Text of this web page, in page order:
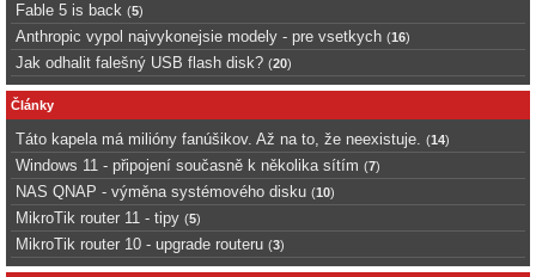
Fable 5 is back (5)
Anthropic vypol najvykonejsie modely - pre vsetkych (16)
Jak odhalit falešný USB flash disk? (20)
Články
Táto kapela má milióny fanúšikov. Až na to, že neexistuje. (14)
Windows 11 - připojení současně k několika sítím (7)
NAS QNAP - výměna systémového disku (10)
MikroTik router 11 - tipy (5)
MikroTik router 10 - upgrade routeru (3)